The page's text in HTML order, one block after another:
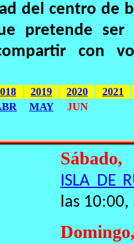
del centro de
pretende
con
2019 2020
2021
MAY JUN
ISLA DE
las 10:00,